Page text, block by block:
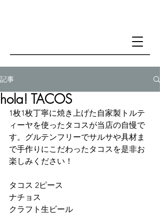
記事
hola! TACOS
1枚1枚丁寧に焼き上げた自家製トルテ
ィーヤを使ったタコスが当店の自慢で
す。グルテンフリーでサルサや具材ま
で手作りにこだわったタコスを是非お
楽しみください！
タコス 2ピース
ナチョス
クラフト生ビール